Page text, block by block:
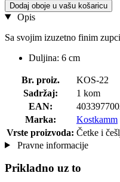
Dodaj oboje u vašu košaricu
Opis
Sa svojim izuzetno finim
Duljina: 6 cm
Br. proiz.
KOS-22
Sadržaj:
1 kom
EAN:
Marka:
Kostkamm
Vrste proizvoda: Četke i
Pravne informacije
Prikladno uz to